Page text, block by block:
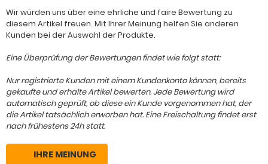
Wir würden uns über eine ehrliche und faire Bewertung zu
diesem Artikel freuen. Mit Ihrer Meinung helfen Sie anderen
Kunden bei der Auswahl der Produkte.
Eine Überprüfung der Bewertungen findet wie folgt statt:
Nur registrierte Kunden mit einem Kundenkonto können, bereits
gekaufte und erhalte Artikel bewerten. Jede Bewertung wird
automatisch geprüft, ob diese ein Kunde vorgenommen hat, der
die Artikel tatsächlich erworben hat. Eine Freischaltung findet erst
nach frühestens 24h statt.
IHRE MEINUNG